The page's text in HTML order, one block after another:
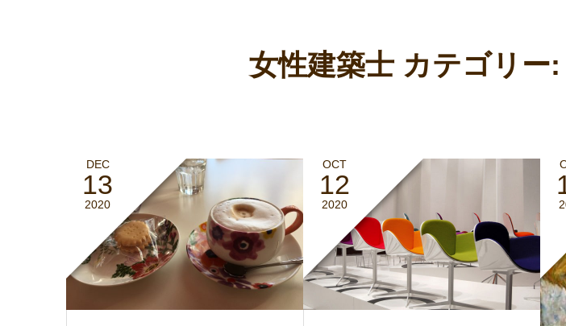
女性建築士 カテゴリー:
DEC
13
2020
OCT
12
2020